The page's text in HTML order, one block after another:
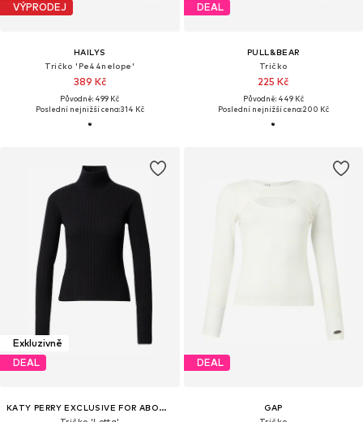
VÝPRODEJ
HAILYS
Tričko 'Pe44nelope'
389 Kč
Původně: 499 Kč
Poslední nejnižší cena:314 Kč
DEAL
PULL&BEAR
Tričko
225 Kč
Původně: 449 Kč
Poslední nejnižší cena:200 Kč
Exkluzivně
DEAL
KATY PERRY EXCLUSIVE FOR ABOUT YOU
DEAL
GAP